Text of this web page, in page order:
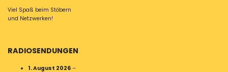
Viel Spaß beim Stöbern
und Netzwerken!
RADIOSENDUNGEN
1. August 2026 –